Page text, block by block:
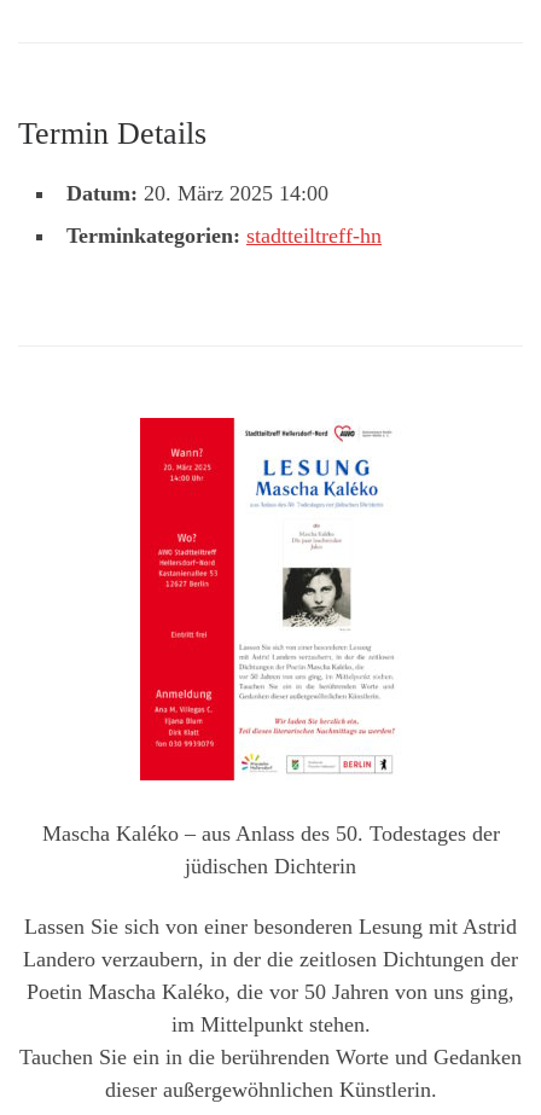
Termin Details
Datum: 20. März 2025 14:00
Terminkategorien: stadtteiltreff-hn
Mascha Kaléko – aus Anlass des 50. Todestages der
jüdischen Dichterin
Lassen Sie sich von einer besonderen Lesung mit Astrid
Landero verzaubern, in der die zeitlosen Dichtungen der
Poetin Mascha Kaléko, die vor 50 Jahren von uns ging,
im Mittelpunkt stehen.
Tauchen Sie ein in die berührenden Worte und Gedanken
dieser außergewöhnlichen Künstlerin.